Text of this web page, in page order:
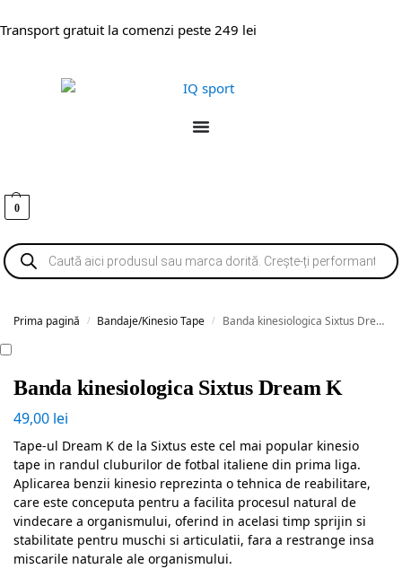
Transport gratuit la comenzi peste 249 lei
0
Prima pagină / Bandaje/Kinesio Tape / Banda kinesiologica Sixtus Dream K
Banda kinesiologica Sixtus Dream K
49,00 lei
Tape-ul Dream K de la Sixtus este cel mai popular kinesio
tape in randul cluburilor de fotbal italiene din prima liga.
Aplicarea benzii kinesio reprezinta o tehnica de reabilitare,
care este conceputa pentru a facilita procesul natural de
vindecare a organismului, oferind in acelasi timp sprijin si
stabilitate pentru muschi si articulatii, fara a restrange insa
miscarile naturale ale organismului.